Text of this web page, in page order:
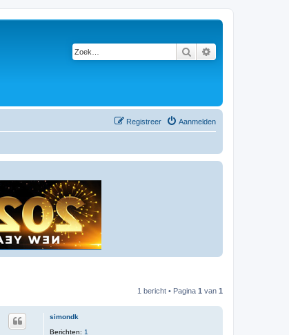
Zoek
Aanmelden
Registreer
1 bericht • Pagina 1 van 1
simondk
Berichten: 1